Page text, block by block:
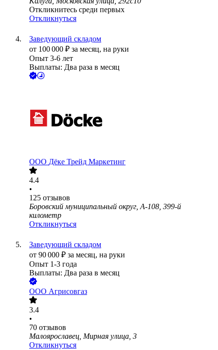
Откликнитесь среди первых
Откликнуться
Заведующий складом
от 100 000 ₽ за месяц, на руки
Опыт 3-6 лет
Выплаты: Два раза в месяц
ООО Дёке Трейд Маркетинг
4.4
•
125 отзывов
Боровский муниципальный округ, А-108, 399-й
километр
Откликнуться
Заведующий складом
от 90 000 ₽ за месяц, на руки
Опыт 1-3 года
Выплаты: Два раза в месяц
ООО Агрисовгаз
3.4
•
70 отзывов
Малоярославец, Мирная улица, 3
Откликнуться